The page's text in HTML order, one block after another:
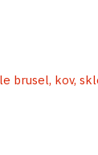
brusel, kov,